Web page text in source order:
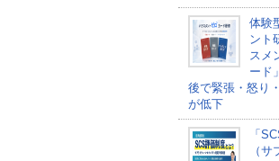
体験
ント
スメ
ード
後で緊張・怒り
が低下
「
（